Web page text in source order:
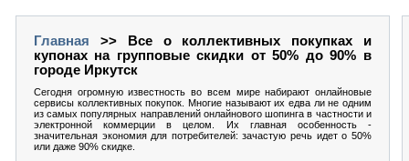
Главная >> Все о коллективных покупках и
купонах на групповые скидки от 50% до 90% в
городе Иркутск
Сегодня огромную известность во всем мире набирают онлайновые
сервисы коллективных покупок. Многие называют их едва ли не одним
из самых популярных направлений онлайнового шопинга в частности и
электронной коммерции в целом. Их главная особенность -
значительная экономия для потребителей: зачастую речь идет о 50%
или даже 90% скидке.